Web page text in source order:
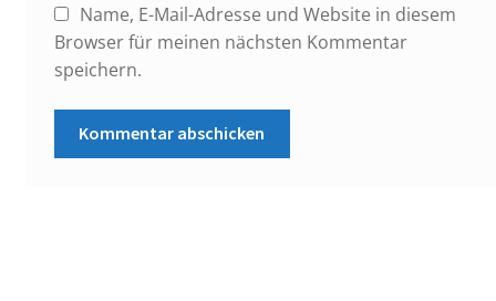
Name, E-Mail-Adresse und Website in diesem
Browser für meinen nächsten Kommentar
speichern.